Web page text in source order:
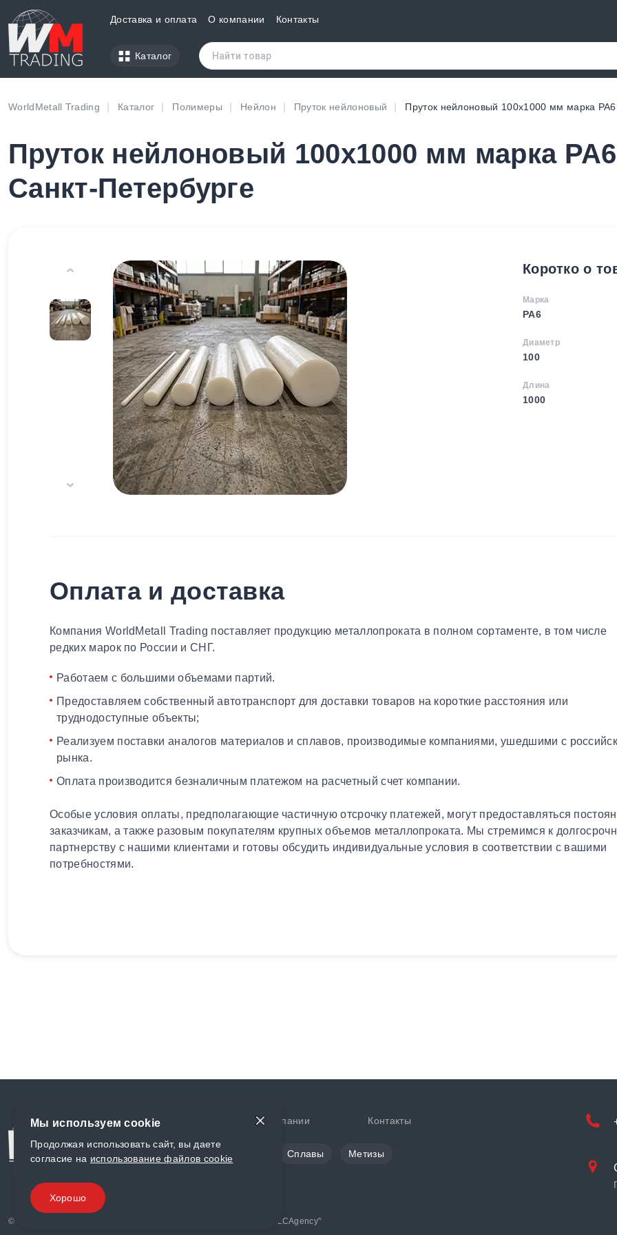
Доставка и оплата О компании Контакты
Каталог
WorldMetall Trading Каталог Полимеры Нейлон Пруток нейлоновый Пруток нейлоновый 100х1000 мм марка PA6
Пруток нейлоновый 100х1000 мм марка
Санкт-Петербурге
Коротко о
Марка
PA6
Диаметр
100
Длина
1000
Оплата и доставка
Компания WorldMetall Trading поставляет продукцию металлопроката в полном сортаменте, в том числе
редких марок по России и СНГ.
Работаем с большими объемами партий.
Предоставляем собственный автотранспорт для доставки товаров на короткие расстояния или
труднодоступные объекты;
Реализуем поставки аналогов материалов и сплавов, производимые компаниями, ушедшими с
рынка.
Оплата производится безналичным платежом на расчетный счет компании.
Особые условия оплаты, предполагающие частичную отсрочку платежей, могут предоставляться
заказчикам, а также разовым покупателям крупных объемов металлопроката. Мы стремимся к
партнерству с нашими клиентами и готовы обсудить индивидуальные условия в соответствии с вашими
потребностями.
Доставка и оплата О компании Контакты
Цветной металл Сплавы Метизы
© «World Metall» 2025, Разработка и комплексное продвижение " LCAgency"
Мы используем cookie
Продолжая использовать сайт, вы даете
согласие на использование файлов cookie
Хорошо